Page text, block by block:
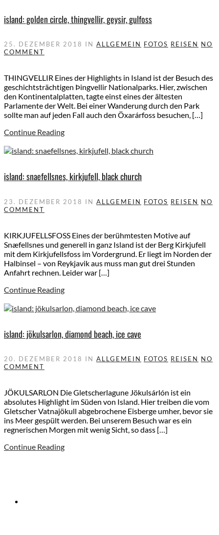
island: golden circle, thingvellir, geysir, gulfoss
25. DEZEMBER 2018 IN ALLGEMEIN FOTOS REISEN NO
COMMENT
THINGVELLIR Eines der Highlights in Island ist der Besuch des
geschichtsträchtigen Þingvellir Nationalparks. Hier, zwischen
den Kontinentalplatten, tagte einst eines der ältesten
Parlamente der Welt. Bei einer Wanderung durch den Park
sollte man auf jeden Fall auch den Öxarárfoss besuchen, […]
Continue Reading
island: snaefellsnes, kirkjufell, black church
23. DEZEMBER 2018 IN ALLGEMEIN FOTOS REISEN NO
COMMENT
KIRKJUFELLSFOSS Eines der berühmtesten Motive auf
Snæfellsnes und generell in ganz Island ist der Berg Kirkjufell
mit dem Kirkjufellsfoss im Vordergrund. Er liegt im Norden der
Halbinsel – von Reykjavik aus muss man gut drei Stunden
Anfahrt rechnen. Leider war […]
Continue Reading
island: jökulsarlon, diamond beach, ice cave
20. DEZEMBER 2018 IN ALLGEMEIN FOTOS REISEN NO
COMMENT
JÖKULSARLON Die Gletscherlagune Jökulsárlón ist ein
absolutes Highlight im Süden von Island. Hier treiben die vom
Gletscher Vatnajökull abgebrochene Eisberge umher, bevor sie
ins Meer gespült werden. Bei unserem Besuch war es ein
regnerischen Morgen mit wenig Sicht, so dass […]
Continue Reading